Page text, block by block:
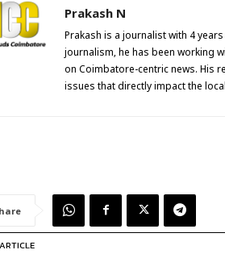
Prakash N
Prakash is a journalist with 4
journalism, he has been working
on Coimbatore-centric news. His
issues that directly impact the